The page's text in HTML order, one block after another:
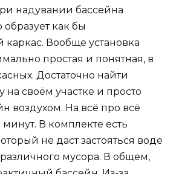
надувании бассейна
как бы
Вообще установка
простая и понятная, в
Достаточно найти
на своём участке и просто
воздухом. На всё про всё
минут. В комплекте есть
не даст застояться воде
различного мусора. В общем,